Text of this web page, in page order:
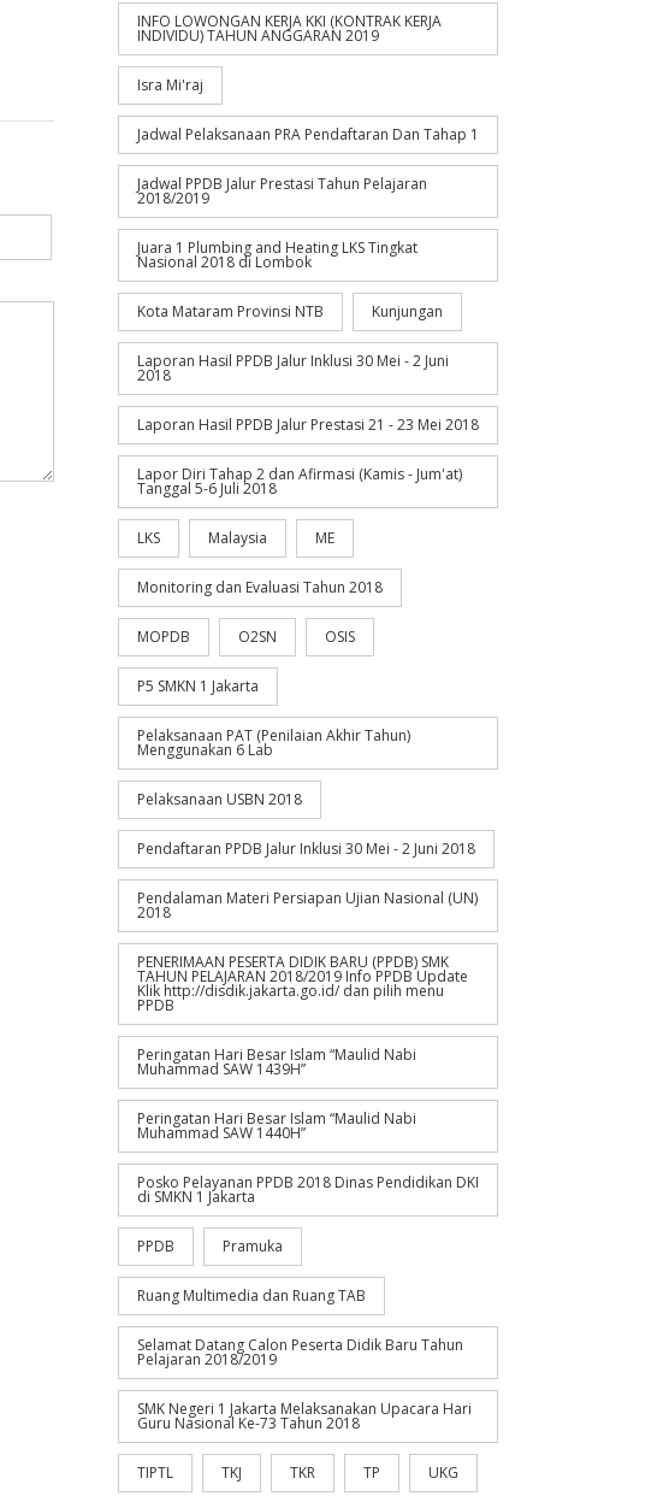
INFO LOWONGAN KERJA KKI (KONTRAK KERJA
INDIVIDU) TAHUN ANGGARAN 2019
Isra Mi'raj
Jadwal Pelaksanaan PRA Pendaftaran Dan Tahap 1
Jadwal PPDB Jalur Prestasi Tahun Pelajaran
2018/2019
Juara 1 Plumbing and Heating LKS Tingkat
Nasional 2018 di Lombok
Kota Mataram Provinsi NTB Kunjungan
Laporan Hasil PPDB Jalur Inklusi 30 Mei - 2 Juni
2018
Laporan Hasil PPDB Jalur Prestasi 21 - 23 Mei 2018
Lapor Diri Tahap 2 dan Afirmasi (Kamis - Jum'at)
Tanggal 5-6 Juli 2018
LKS Malaysia ME
Monitoring dan Evaluasi Tahun 2018
MOPDB O2SN OSIS
P5 SMKN 1 Jakarta
Pelaksanaan PAT (Penilaian Akhir Tahun)
Menggunakan 6 Lab
Pelaksanaan USBN 2018
Pendaftaran PPDB Jalur Inklusi 30 Mei - 2 Juni 2018
Pendalaman Materi Persiapan Ujian Nasional (UN)
2018
PENERIMAAN PESERTA DIDIK BARU (PPDB) SMK
TAHUN PELAJARAN 2018/2019 Info PPDB Update
Klik http://disdik.jakarta.go.id/ dan pilih menu
PPDB
Peringatan Hari Besar Islam “Maulid Nabi
Muhammad SAW 1439H”
Peringatan Hari Besar Islam “Maulid Nabi
Muhammad SAW 1440H”
Posko Pelayanan PPDB 2018 Dinas Pendidikan DKI
di SMKN 1 Jakarta
PPDB Pramuka
Ruang Multimedia dan Ruang TAB
Selamat Datang Calon Peserta Didik Baru Tahun
Pelajaran 2018/2019
SMK Negeri 1 Jakarta Melaksanakan Upacara Hari
Guru Nasional Ke-73 Tahun 2018
TIPTL TKJ TKR TP UKG